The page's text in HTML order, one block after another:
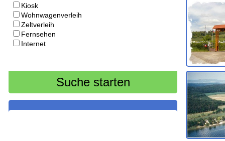
Kiosk
Wohnwagenverleih
Zeltverleih
Fernsehen
Internet